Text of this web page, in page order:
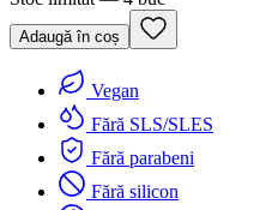
Adaugă în coș
Vegan
Fără SLS/SLES
Fără parabeni
Fără silicon